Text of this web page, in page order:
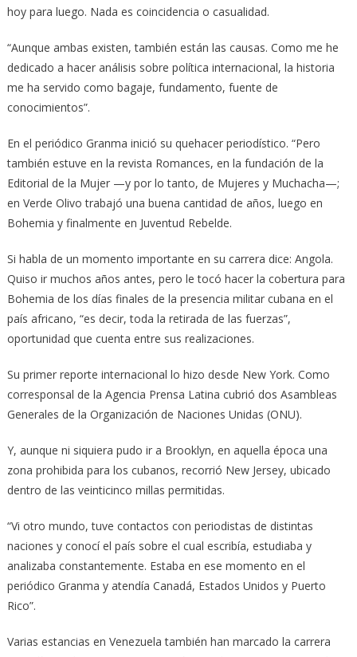
hoy para luego. Nada es coincidencia o casualidad.
“Aunque ambas existen, también están las causas. Como me he
dedicado a hacer análisis sobre política internacional, la historia
me ha servido como bagaje, fundamento, fuente de
conocimientos”.
En el periódico Granma inició su quehacer periodístico. “Pero
también estuve en la revista Romances, en la fundación de la
Editorial de la Mujer —y por lo tanto, de Mujeres y Muchacha—;
en Verde Olivo trabajó una buena cantidad de años, luego en
Bohemia y finalmente en Juventud Rebelde.
Si habla de un momento importante en su carrera dice: Angola.
Quiso ir muchos años antes, pero le tocó hacer la cobertura para
Bohemia de los días finales de la presencia militar cubana en el
país africano, “es decir, toda la retirada de las fuerzas”,
oportunidad que cuenta entre sus realizaciones.
Su primer reporte internacional lo hizo desde New York. Como
corresponsal de la Agencia Prensa Latina cubrió dos Asambleas
Generales de la Organización de Naciones Unidas (ONU).
Y, aunque ni siquiera pudo ir a Brooklyn, en aquella época una
zona prohibida para los cubanos, recorrió New Jersey, ubicado
dentro de las veinticinco millas permitidas.
“Vi otro mundo, tuve contactos con periodistas de distintas
naciones y conocí el país sobre el cual escribía, estudiaba y
analizaba constantemente. Estaba en ese momento en el
periódico Granma y atendía Canadá, Estados Unidos y Puerto
Rico”.
Varias estancias en Venezuela también han marcado la carrera